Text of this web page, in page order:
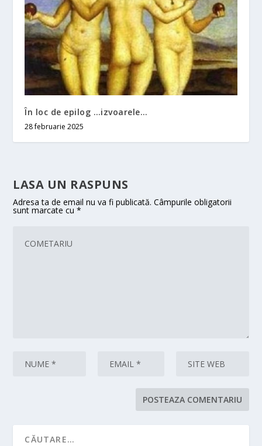
În loc de epilog …izvoarele…
28 februarie 2025
LASA UN RASPUNS
Adresa ta de email nu va fi publicată. Câmpurile obligatorii
sunt marcate cu*